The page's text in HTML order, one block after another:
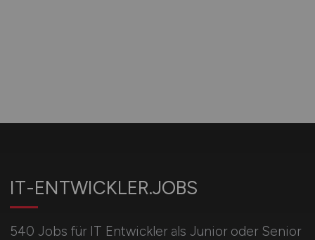
IT-ENTWICKLER.JOBS
540 Jobs für IT Entwickler als Junior oder Senior